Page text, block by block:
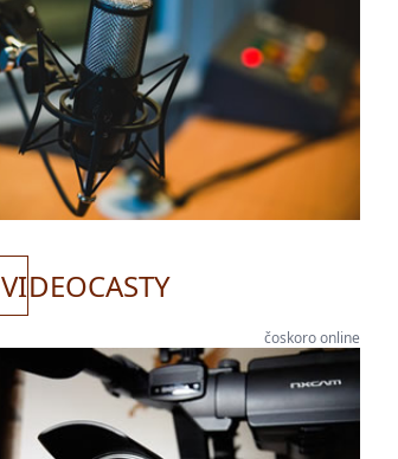
VIDEOCASTY
čoskoro online